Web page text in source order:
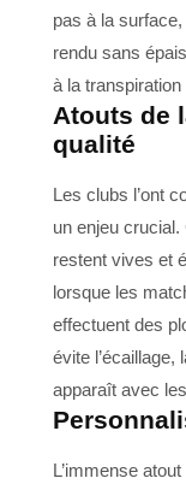
pas à la
rendu sans
à la
Atouts de
qualité
Les clubs l’ont
un enjeu
restent vives et
lorsque les
effectuent des
évite l’écaillage,
apparaît avec
L’immense